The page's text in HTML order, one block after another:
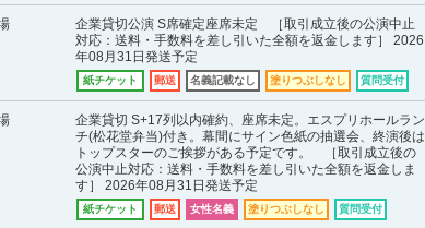
企業貸切公演 S席確定座席未定 ［取引成立後の公演中止
対応：送料・手数料を差し引いた全額を返金します］ 2026
年08月31日発送予定
紙チケット 郵送 名義記載なし 塗りつぶしなし 質問受付
企業貸切 S+17列以内確約、座席未定。エスプリホールラン
チ(松花堂弁当)付き。幕間にサイン色紙の抽選会、終演後は
トップスターのご挨拶がある予定です。 ［取引成立後の
公演中止対応：送料・手数料を差し引いた全額を返金しま
す］ 2026年08月31日発送予定
紙チケット 郵送 女性名義 塗りつぶしなし 質問受付